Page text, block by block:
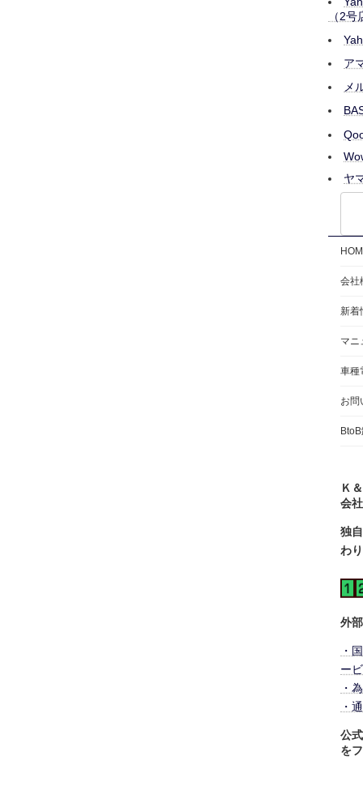
（2号
ア
メ
ヤ
会社
新着
マニ
車種
お問
Ｋ
会社
独
わ
外
・
ー
・
・
公
を